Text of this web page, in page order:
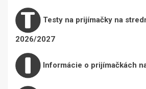
Testy na prijímačky na
2026/2027
Informácie o prijímačkách